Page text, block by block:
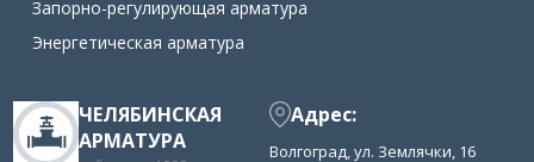
Запорно-регулирующая арматура
Энергетическая арматура
ЧЕЛЯБИНСКАЯ
АРМАТУРА
Адрес:
Волгоград, ул. Землячки, 16